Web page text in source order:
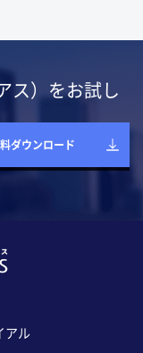
ス）をお試し
ダウンロード
アル